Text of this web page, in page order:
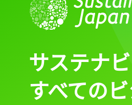
サステナ
すべての